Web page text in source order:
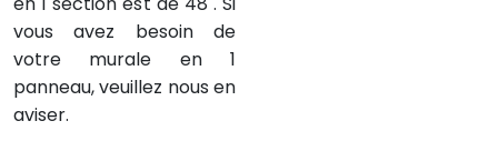
vous avez besoin de
votre murale en 1
panneau, veuillez nous en
aviser.